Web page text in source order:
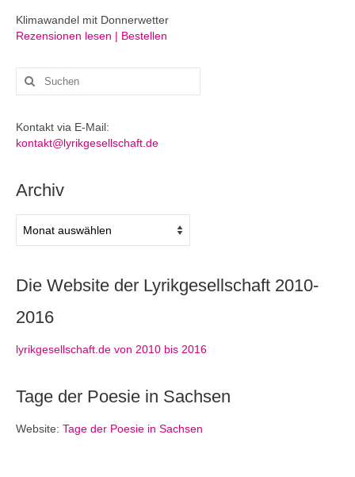
Klimawandel mit Donnerwetter
Rezensionen lesen | Bestellen
Suchen
nach:
Kontakt via E-Mail:
kontakt@lyrikgesellschaft.de
Archiv
Die Website der Lyrikgesellschaft 2010-
2016
lyrikgesellschaft.de von 2010 bis 2016
Tage der Poesie in Sachsen
Website: Tage der Poesie in Sachsen